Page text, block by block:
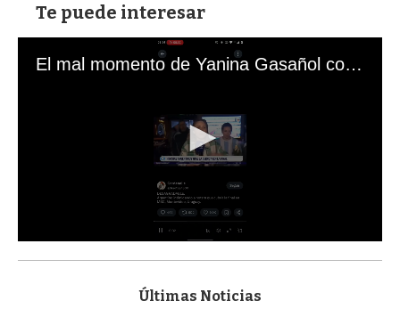
Te puede interesar
El mal momento de Yanina Gasañol con un hincha argentino en "Subrayado"
s
Últimas Noticias